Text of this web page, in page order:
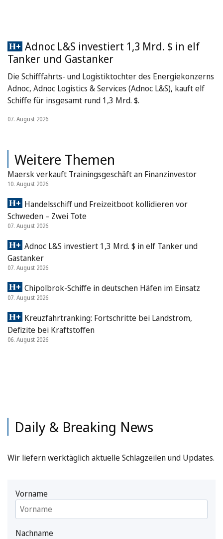
Adnoc L&S investiert 1,3 Mrd. $ in elf
Tanker und Gastanker
Die Schifffahrts- und Logistiktochter des Energiekonzerns
Adnoc, Adnoc Logistics & Services (Adnoc L&S), kauft elf
Schiffe für insgesamt rund 1,3 Mrd. $.
07. August 2026
Weitere Themen
Maersk verkauft Trainingsgeschäft an Finanzinvestor
10. August 2026
Handelsschiff und Freizeitboot kollidieren vor
Schweden – Zwei Tote
07. August 2026
Adnoc L&S investiert 1,3 Mrd. $ in elf Tanker und
Gastanker
07. August 2026
Chipolbrok-Schiffe in deutschen Häfen im Einsatz
07. August 2026
Kreuzfahrtranking: Fortschritte bei Landstrom,
Defizite bei Kraftstoffen
06. August 2026
Daily & Breaking News
Wir liefern werktäglich aktuelle Schlagzeilen und Updates.
Vorname
Nachname